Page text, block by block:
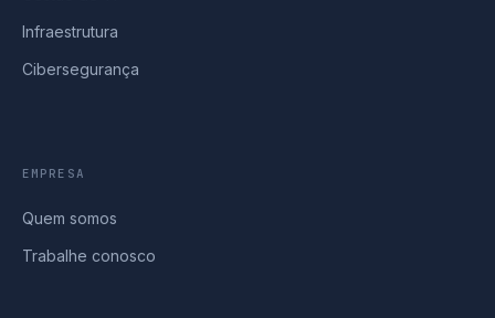
Infraestrutura
Cibersegurança
EMPRESA
Quem somos
Trabalhe conosco